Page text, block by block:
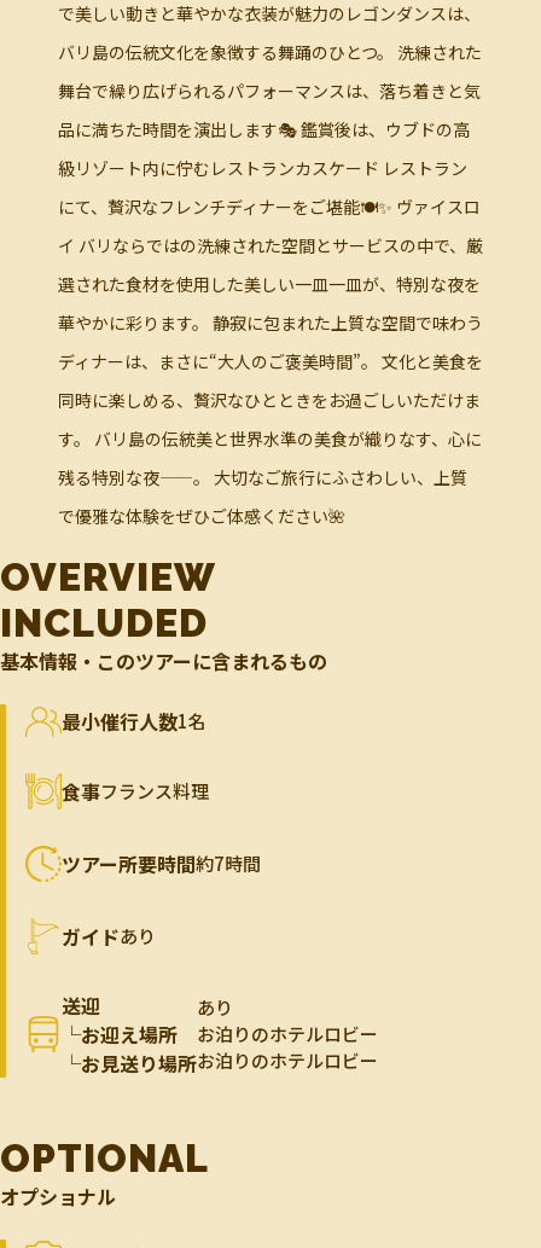
で美しい動きと華やかな衣装が魅力のレゴンダンスは、
バリ島の伝統文化を象徴する舞踊のひとつ。 洗練された
舞台で繰り広げられるパフォーマンスは、落ち着きと気
品に満ちた時間を演出します🎭 鑑賞後は、ウブドの高
級リゾート内に佇むレストランカスケード レストラン
にて、贅沢なフレンチディナーをご堪能🍽️✨ ヴァイスロ
イ バリならではの洗練された空間とサービスの中で、厳
選された食材を使用した美しい一皿一皿が、特別な夜を
華やかに彩ります。 静寂に包まれた上質な空間で味わう
ディナーは、まさに“大人のご褒美時間”。 文化と美食を
同時に楽しめる、贅沢なひとときをお過ごしいただけま
す。 バリ島の伝統美と世界水準の美食が織りなす、心に
残る特別な夜——。 大切なご旅行にふさわしい、上質
で優雅な体験をぜひご体感ください🌺
OVERVIEW
INCLUDED
基本情報・このツアーに含まれるもの
最小催行人数1名
食事フランス料理
ツアー所要時間約7時間
ガイドあり
送迎
└お迎え場所
└お見送り場所
あり
お泊りのホテルロビー
お泊りのホテルロビー
OPTIONAL
オプショナル